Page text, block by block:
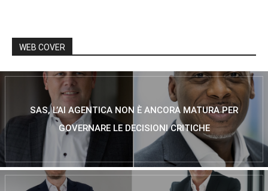
WEB COVER
SAS, L’AI AGENTICA NON È ANCORA MATURA PER
GOVERNARE LE DECISIONI CRITICHE